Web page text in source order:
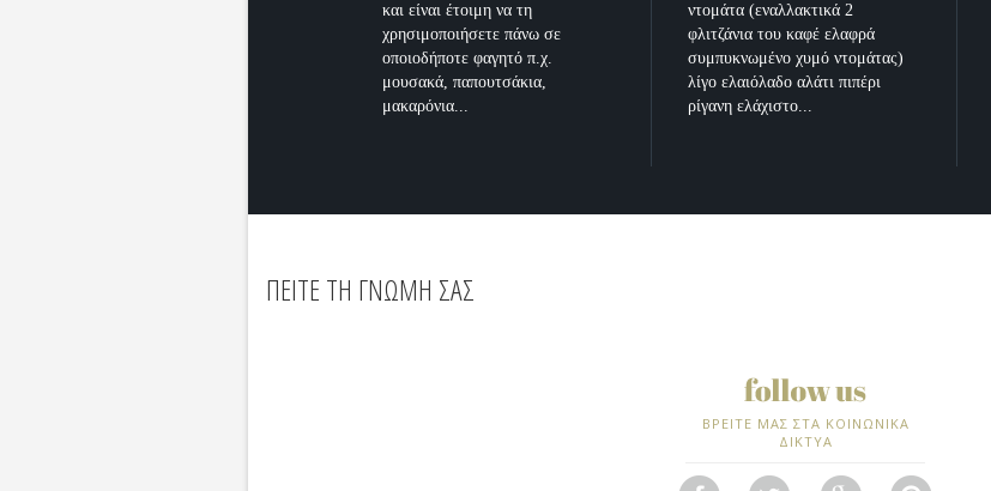
και είναι έτοιμη να τη
χρησιμοποιήσετε πάνω σε
οποιοδήποτε φαγητό π.χ.
μουσακά, παπουτσάκια,
μακαρόνια...
ντομάτα (εναλλακτικά 2
φλιτζάνια του καφέ ελαφρά
συμπυκνωμένο χυμό ντομάτας)
λίγο ελαιόλαδο αλάτι πιπέρι
ρίγανη ελάχιστο...
ΠΕΙΤΕ ΤΗ ΓΝΩΜΗ ΣΑΣ
ΒΡΕΙΤΕ ΜΑΣ ΣΤΑ ΚΟΙΝΩΝΙΚΑ
ΔΙΚΤΥΑ